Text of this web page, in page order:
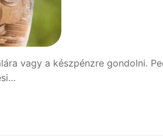
vagy a készpénzre gondolni.